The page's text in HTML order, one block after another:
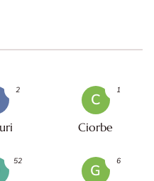
2
C
Ciorbe
1
52
G
6